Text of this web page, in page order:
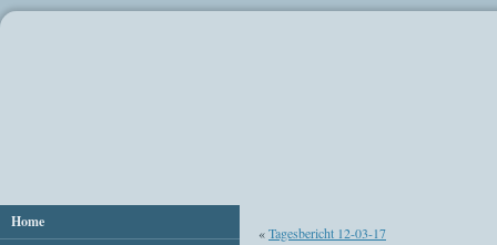
Home
«Tagesbericht 12-03-17